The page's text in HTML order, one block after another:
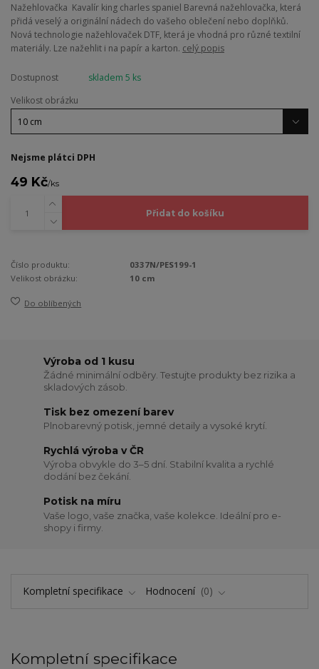
Nažehlovačka Kavalír king charles spaniel Barevná nažehlovačka, která
přidá veselý a originální nádech do vašeho oblečení nebo doplňků.
Nová technologie nažehlovaček DTF, která je vhodná pro různé textilní
materiály. Lze nažehlit i na papír a karton. celý popis
Dostupnost
skladem 5 ks
Velikost obrázku
Nejsme plátci DPH
49 Kč/ks
Přidat do košíku
Číslo produktu:
0337N/PES199-1
Velikost obrázku:
10 cm
Do oblíbených
Výroba od 1 kusu
Žádné minimální odběry. Testujte produkty bez rizika a
skladových zásob.
Tisk bez omezení barev
Plnobarevný potisk, jemné detaily a vysoké krytí.
Rychlá výroba v ČR
Výroba obvykle do 3–5 dní. Stabilní kvalita a rychlé
dodání bez čekání.
Potisk na míru
Vaše logo, vaše značka, vaše kolekce. Ideální pro e-
shopy i firmy.
Kompletní specifikace Hodnocení 0
Kompletní specifikace